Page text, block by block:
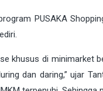
PUSAKA
khusus di minimarket
dan daring,” ujar